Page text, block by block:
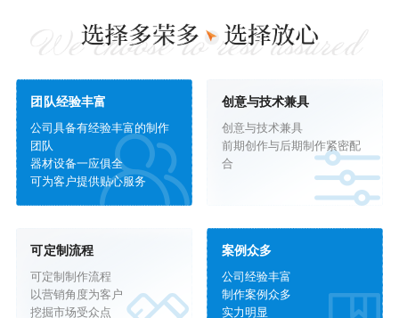
团队经验丰富
公司具备有经验丰富的制作
团队
器材设备一应俱全
可为客户提供贴心服务
创意与技术兼具
创意与技术兼具
前期创作与后期制作紧密配
合
可定制流程
可定制制作流程
以营销角度为客户
挖掘市场受众点
案例众多
公司经验丰富
制作案例众多
实力明显